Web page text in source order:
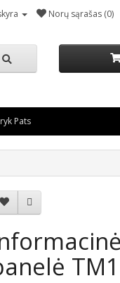
Norų sąrašas (0)
Pats